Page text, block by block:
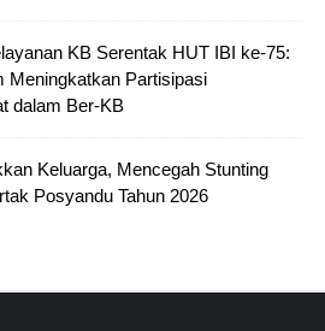
KB Serentak HUT IBI ke-75:
Meningkatkan Partisipasi
dalam Ber-KB
Keluarga, Mencegah Stunting
Posyandu Tahun 2026